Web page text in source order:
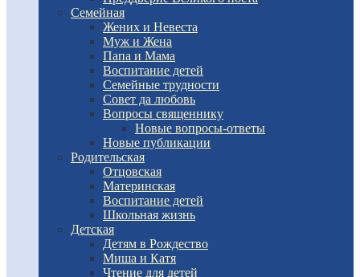
Семейная
Жених и Невеста
Муж и Жена
Папа и Мама
Воспитание детей
Семейные трудности
Совет да любовь
Вопросы священнику
Новые вопросы-ответы
Новые публикации
Родительская
Отцовская
Материнская
Воспитание детей
Школьная жизнь
Детская
Детям в Рождество
Миша и Катя
Чтение для детей